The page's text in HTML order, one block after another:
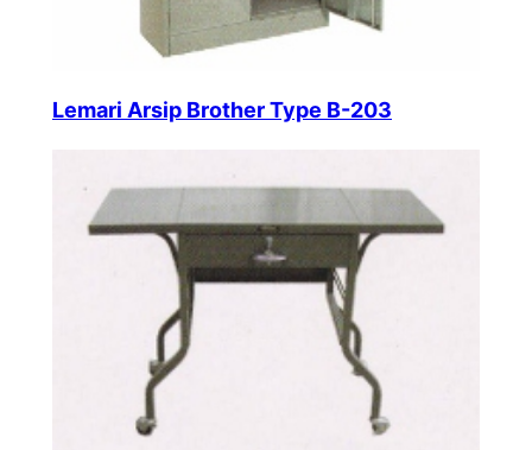
Lemari Arsip Brother Type B-203